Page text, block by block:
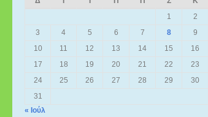
1
2
3
4 5 6 7 8
9
10
11 12 13 14 15
16
17
18 19 20 21 22
23
24
25 26 27 28 29
30
31
« Ιούλ